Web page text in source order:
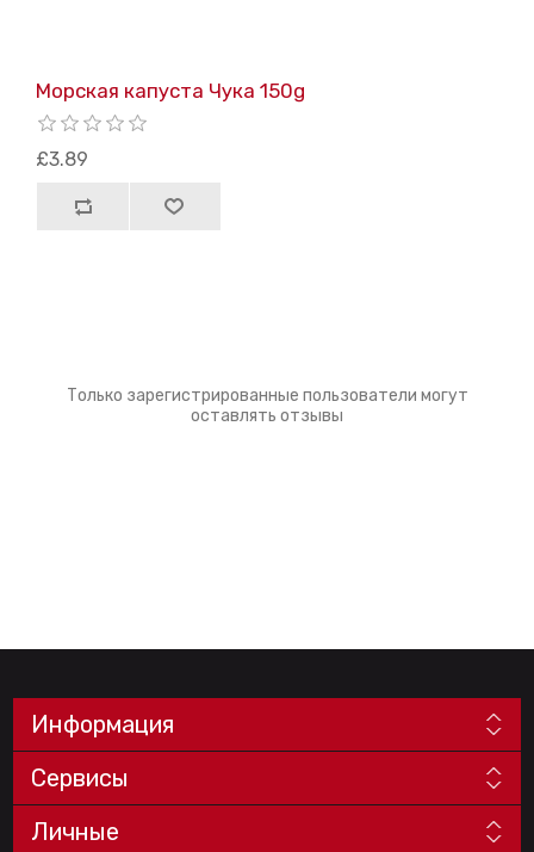
Морская капуста Чука 150g
£3.89
Только зарегистрированные пользователи могут
оставлять отзывы
Информация
Сервисы
Личные